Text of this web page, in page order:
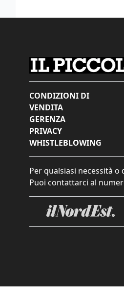
CONDIZIONI DI
VENDITA
GERENZA
PRIVACY
WHISTLEBLOWING
Per qualsiasi necessità
Puoi contattarci al